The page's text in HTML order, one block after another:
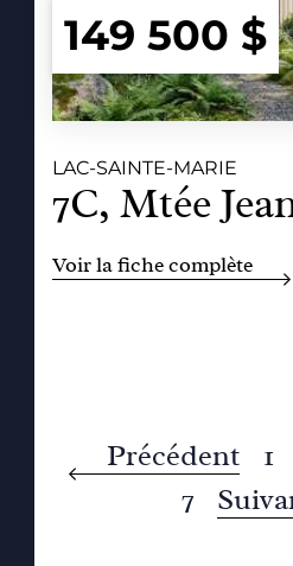
149 500 $
LAC-SAINTE-MARIE
7C, Mtée
Voir la fiche complète
Précédent 1
7